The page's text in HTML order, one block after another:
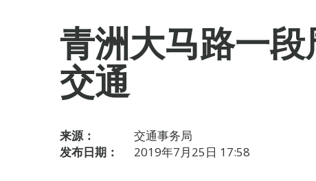
青洲大马路一
交通
来源：
交通事务局
发布日期：
2019年7月25日 17:58